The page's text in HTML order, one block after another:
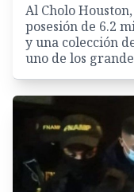
Al Cholo
posesión de 6.2
y una colección
uno de los